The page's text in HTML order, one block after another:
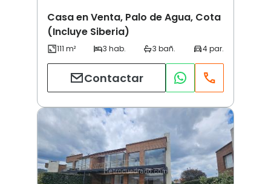
Casa en Venta, Palo de Agua, Cota
(Incluye Siberia)
Contactar